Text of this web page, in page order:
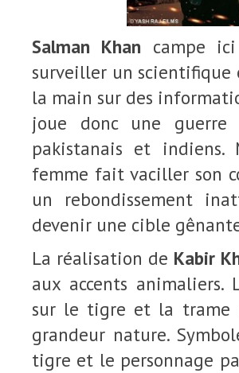
Salman Khan campe
surveiller un scientifique
la main sur des
joue donc une guerre
pakistanais et
femme fait vaciller son
un rebondissement
devenir une cible
La réalisation de Kabir
aux accents animaliers.
sur le tigre et la trame
grandeur nature.
tigre et le personnage